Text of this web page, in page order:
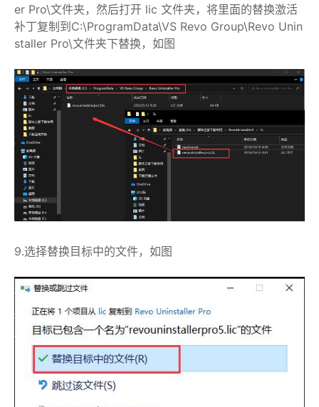
er Pro\文件夹，然后打开 lic 文件夹，将里面的替换激活
补丁复制到C:\ProgramData\VS Revo Group\Revo Unin
staller Pro\文件夹下替换，如图
9.选择替换目标中的文件，如图